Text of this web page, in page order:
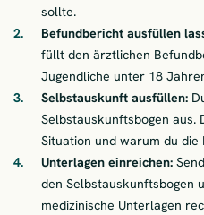
sollte.
Befundbericht ausfüllen
füllt den ärztlichen
Jugendliche unter 18
Selbstauskunft ausfüllen:
Selbstauskunftsbogen aus.
Situation und warum du
Unterlagen einreichen:
den Selbstauskunftsbogen
medizinische Unterlagen